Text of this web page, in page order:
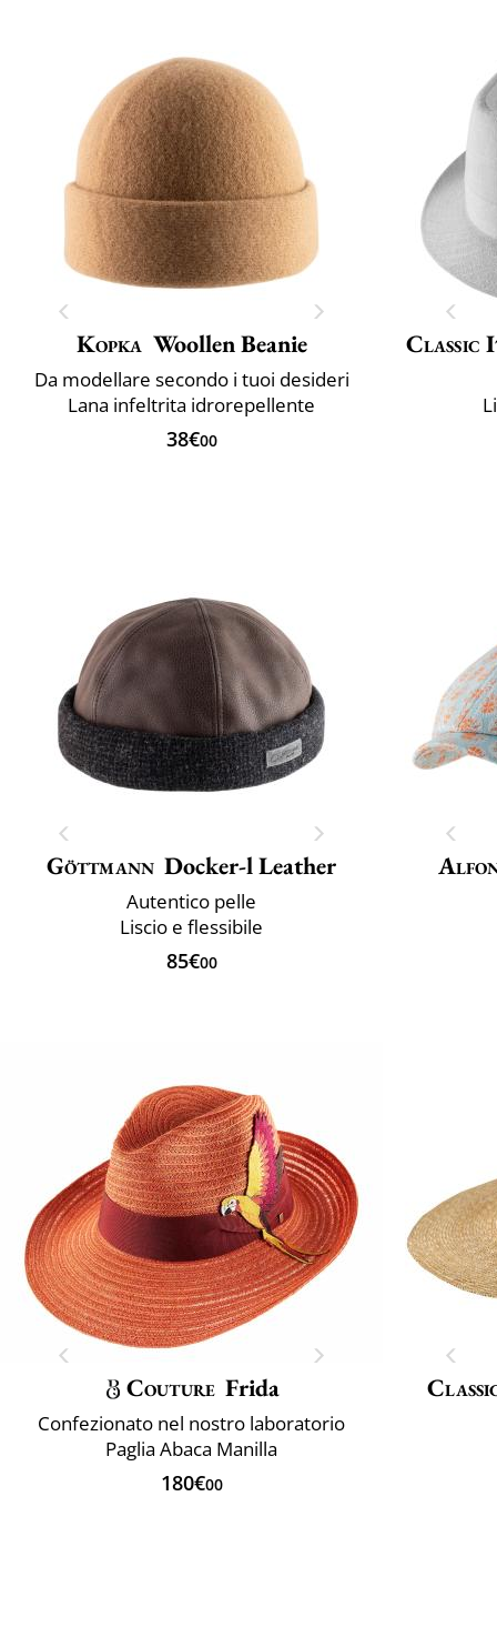
Kopka Woollen Beanie
Da modellare secondo i tuoi desideri
Lana infeltrita idrorepellente
38€00
Classic
Göttmann Docker-l Leather
Autentico pelle
Liscio e flessibile
85€00
Couture Frida
Confezionato nel nostro laboratorio
Paglia Abaca Manilla
180€00